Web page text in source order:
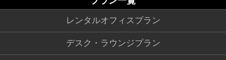
レンタルオフィスプラン
デスク・ラウンジプラン